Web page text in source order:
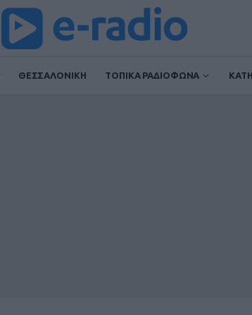
ΘΕΣΣΑΛΟΝΙΚΗ ΤΟΠΙΚΑ ΡΑΔΙΟΦΩΝΑ